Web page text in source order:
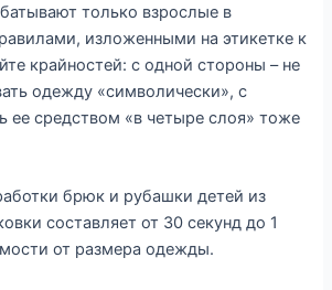
только взрослые в
изложенными на этикетке к
крайностей: с одной стороны – не
одежду «символически», с
ее средством «в четыре слоя» тоже
брюк и рубашки детей из
составляет от 30 секунд до 1
от размера одежды.